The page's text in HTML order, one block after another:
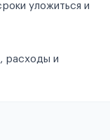
уложиться и
расходы и